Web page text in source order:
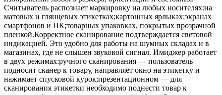
Считыватель распознает маркировку на любых носителях:на
матовых и глянцевых этикетках;картонных ярлыках;экранах
смартфонов и ПК;товарных упаковках, покрытых прозрачной
пленкой.Корректное сканирование подтверждается световой
индикацией. Это удобно для работы на шумных складах и в
магазинах, где не слышен звуковой сигнал. Имиджер работает
в двух режимах:ручного сканирования — пользователь
подносит сканер к товару, направляет окно на этикетку и
нажимает спусковой курок;презентационном — для
сканирования этикетки необходимо поднести товар к